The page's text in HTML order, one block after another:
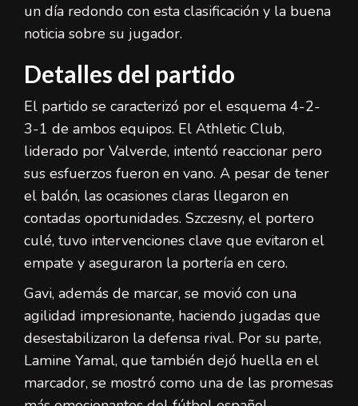
un día redondo con esta clasificación y la buena
noticia sobre su jugador.
Detalles del partido
El partido se caracterizó por el esquema 4-2-
3-1 de ambos equipos. El Athletic Club,
liderado por Valverde, intentó reaccionar pero
sus esfuerzos fueron en vano. A pesar de tener
el balón, las ocasiones claras llegaron en
contadas oportunidades. Szczesny, el portero
culé, tuvo intervenciones clave que evitaron el
empate y aseguraron la portería en cero.
Gavi, además de marcar, se movió con una
agilidad impresionante, haciendo jugadas que
desestabilizaron la defensa rival. Por su parte,
Lamine Yamal, que también dejó huella en el
marcador, se mostró como una de las promesas